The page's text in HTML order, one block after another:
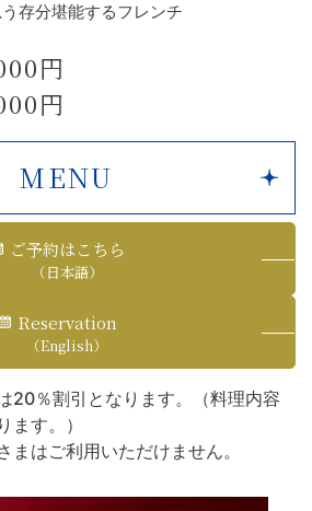
存分堪能するフレンチ
円
円
MENU
ご予約はこちら
（日本語）
Reservation
（English）
20％割引となります。（料理内容
ます。）
まはご利用いただけません。